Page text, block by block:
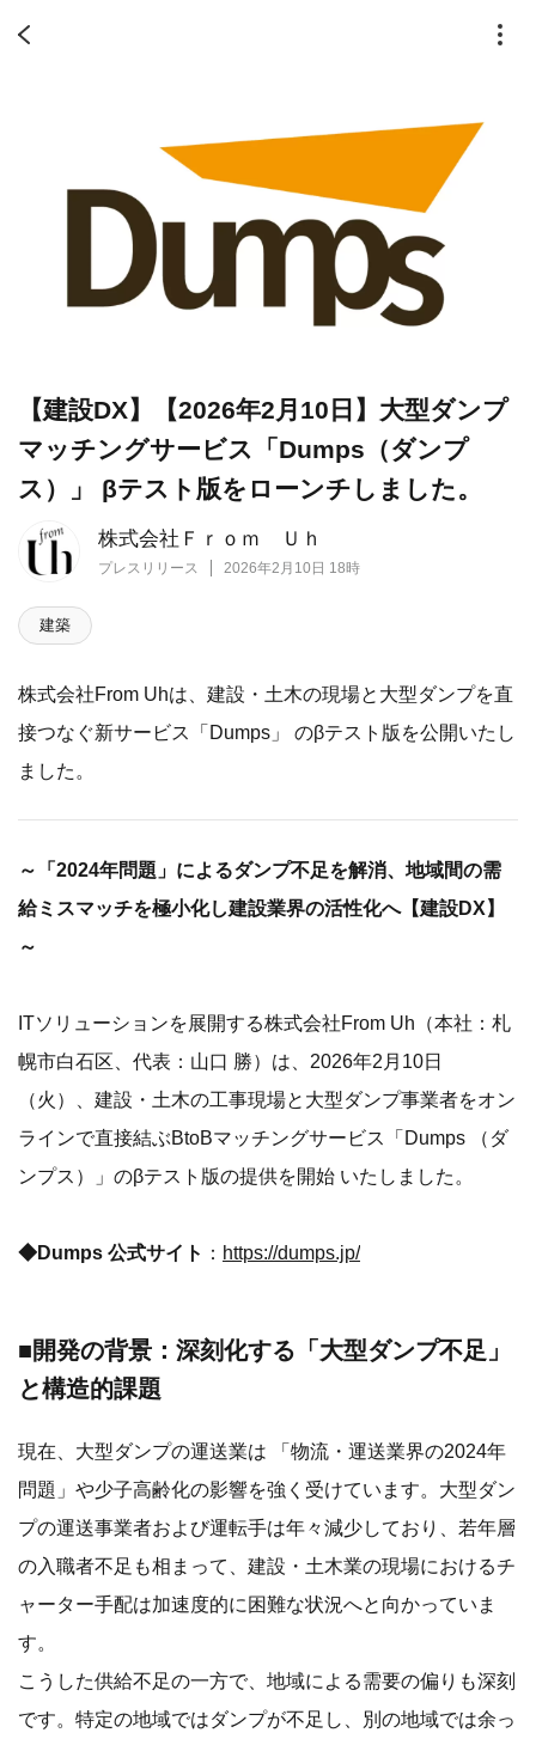
株式会社Ｆｒｏｍ Ｕｈ
プレスリリース 2026年2月10日 18時
【建設DX】【2026年2月10日】大型ダンプ
マッチングサービス「Dumps（ダンプ
ス）」 βテスト版をローンチしました。
建築
株式会社From Uhは、建設・土木の現場と大型ダンプを直
接つなぐ新サービス「Dumps」 のβテスト版を公開いたし
ました。
～「2024年問題」によるダンプ不足を解消、地域間の需
給ミスマッチを極小化し建設業界の活性化へ【建設DX】
～
ITソリューションを展開する株式会社From Uh（本社：札
幌市白石区、代表：山口 勝）は、2026年2月10日
（火）、建設・土木の工事現場と大型ダンプ事業者をオン
ラインで直接結ぶBtoBマッチングサービス「Dumps （ダ
ンプス）」のβテスト版の提供を開始 いたしました。
◆Dumps 公式サイト ： https://dumps.jp/
■開発の背景：深刻化する「大型ダンプ不足」
と構造的課題
現在、大型ダンプの運送業は 「物流・運送業界の2024年
問題」や少子高齢化の影響を強く受けています。大型ダン
プの運送事業者および運転手は年々減少しており、若年層
の入職者不足も相まって、建設・土木業の現場におけるチ
ャーター手配は加速度的に困難な状況へと向かっていま
す。
こうした供給不足の一方で、地域による需要の偏りも深刻
です。特定の地域ではダンプが不足し、別の地域では余っ